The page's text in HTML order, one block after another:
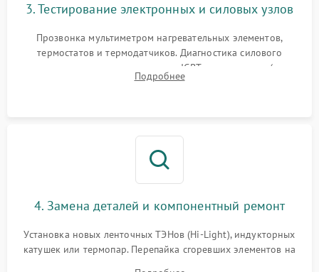
3. Тестирование электронных и силовых узлов
Прозвонка мультиметром нагревательных элементов,
термостатов и термодатчиков. Диагностика силового
модуля, реле, диодных мостов и IGBT-транзисторов (для
индукции). Проверка кранов и газ-контроля (для газовых
Подробнее
4. Замена деталей и компонентный ремонт
Установка новых ленточных ТЭНов (Hi-Light), индукторных
катушек или термопар. Перепайка сгоревших элементов на